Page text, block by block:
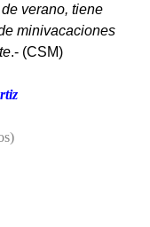
verano, tiene
minivacaciones
.- (CSM)